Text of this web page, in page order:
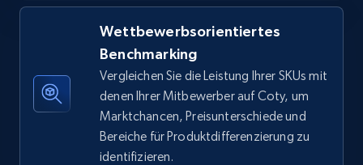
2.5K+ 378+ Jetzt anfangen
eBay
URL, Product id, Title, Seller name, Seller rating,
Seller reviews, Breadcrumbs, Root category, and
Wettbewerbsorientiertes
Benchmarking
Vergleichen Sie die Leistung Ihrer SKUs mit
denen Ihrer Mitbewerber auf Coty, um
Marktchancen, Preisunterschiede und
Bereiche für Produktdifferenzierung zu
identifizieren.